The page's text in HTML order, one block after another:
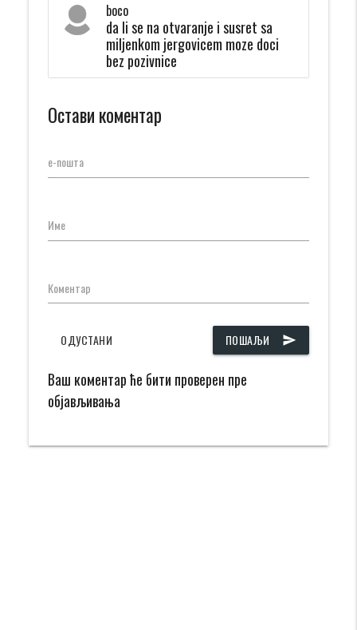
boco
da li se na otvaranje i susret sa
miljenkom jergovicem moze doci
bez pozivnice
Остави коментар
е-пошта
Име
Коментар
ПОШАЉИ send
ОДУСТАНИ
Ваш коментар ће бити проверен пре
објављивања